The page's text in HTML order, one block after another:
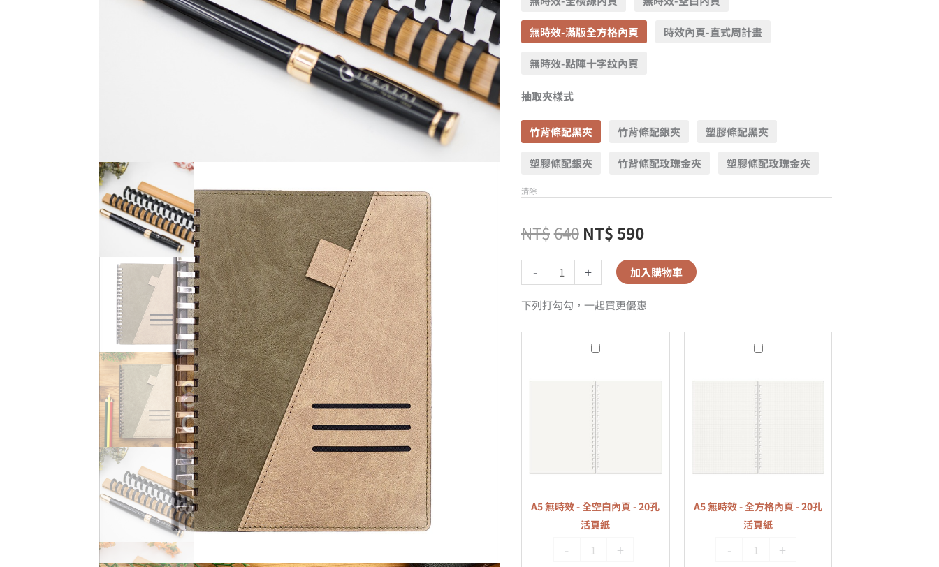
無時效-滿版全方格內頁 時效內頁-直式周計畫
無時效-點陣十字紋內頁
抽取夾樣式
竹背條配黑夾 竹背條配銀夾 塑膠條配黑夾
塑膠條配銀夾 竹背條配玫瑰金夾 塑膠條配玫瑰金夾
清除
NT$640 NT$ 590
- + 加入購物車
下列打勾勾，一起買更優惠
A5
時
效
-
全
空
白
頁
-
20
A5 無時效 - 全空白內頁 - 20孔
活頁紙
- +
A5
時
效
-
全
方
格
頁
-
20
A5 無時效 - 全方格內頁 - 20孔
活頁紙
- +